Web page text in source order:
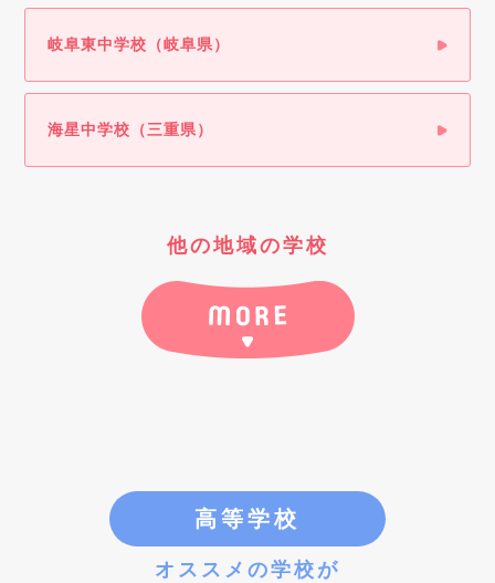
岐阜東中学校（岐阜県）
海星中学校（三重県）
他の地域の学校
高等学校
オススメの学校が